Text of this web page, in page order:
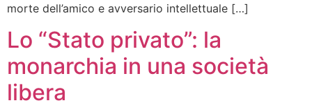
morte dell’amico e avversario intellettuale […]
Lo “Stato privato”: la
monarchia in una società
libera